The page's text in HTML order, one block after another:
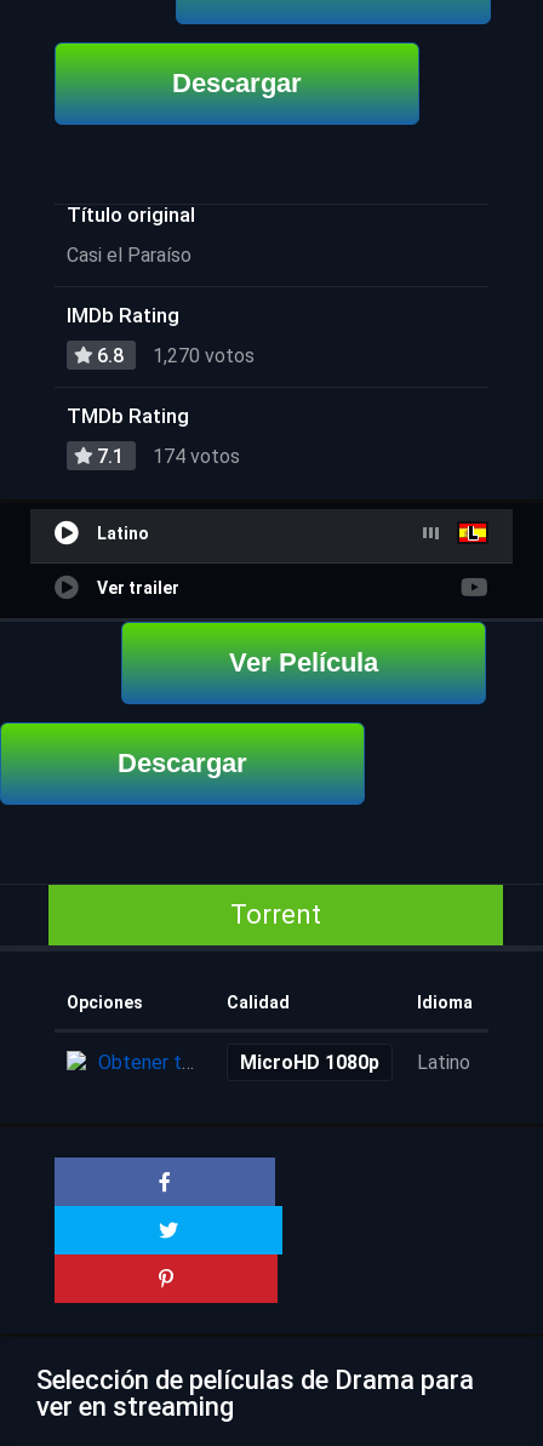
Descargar
Título original
Casi el Paraíso
IMDb Rating
6.8 1,270 votos
TMDb Rating
7.1 174 votos
Latino
Ver trailer
Ver Película
Descargar
Torrent
Opciones Calidad Idioma
Obtener torrent MicroHD 1080p Latino
Selección de películas de Drama para
ver en streaming